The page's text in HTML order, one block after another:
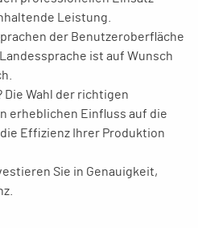
Leistung.
der Benutzeroberfläche
ist auf Wunsch
Die Wahl der richtigen
erheblichen Einfluss auf die
Effizienz Ihrer Produktion
Sie in Genauigkeit,